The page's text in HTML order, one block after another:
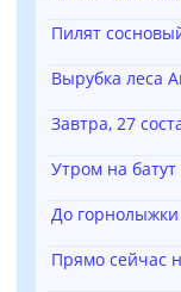
Пилят
Вырубка леса
Завтра, 27
Утром на батут
До
Прямо сейчас